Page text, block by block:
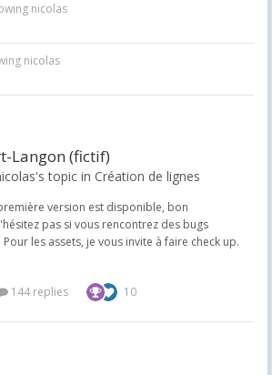
nicolas
nicolas
Langon (fictif)
topic in Création de lignes
version est disponible, bon
pas si vous rencontrez des bugs
les assets, je vous invite à faire check up.
144 replies 10